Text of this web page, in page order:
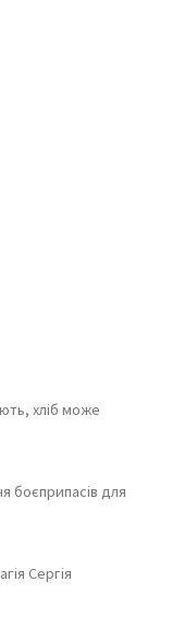
хліб може
боєприпасів для
Сергія